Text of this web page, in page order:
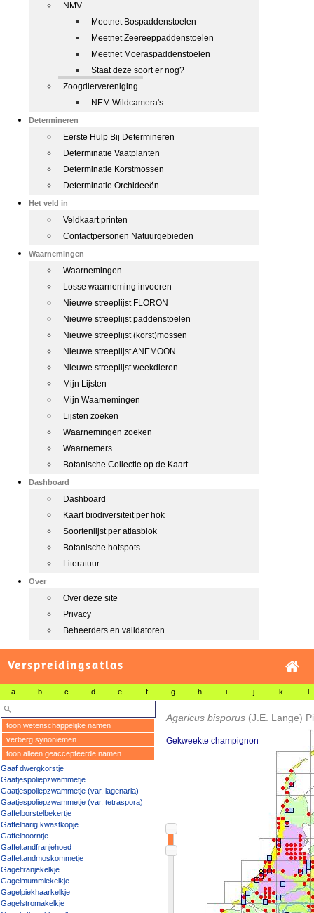
NMV
Meetnet Bospaddenstoelen
Meetnet Zeereeppaddenstoelen
Meetnet Moeraspaddenstoelen
Staat deze soort er nog?
Zoogdiervereniging
NEM Wildcamera's
Determineren
Eerste Hulp Bij Determineren
Determinatie Vaatplanten
Determinatie Korstmossen
Determinatie Orchideeën
Het veld in
Veldkaart printen
Contactpersonen Natuurgebieden
Waarnemingen
Waarnemingen
Losse waarneming invoeren
Nieuwe streeplijst FLORON
Nieuwe streeplijst paddenstoelen
Nieuwe streeplijst (korst)mossen
Nieuwe streeplijst ANEMOON
Nieuwe streeplijst weekdieren
Mijn Lijsten
Mijn Waarnemingen
Lijsten zoeken
Waarnemingen zoeken
Waarnemers
Botanische Collectie op de Kaart
Dashboard
Dashboard
Kaart biodiversiteit per hok
Soortenlijst per atlasblok
Botanische hotspots
Literatuur
Over
Over deze site
Privacy
Beheerders en validatoren
Verspreidingsatlas
a b c d e f g h i j k l
toon wetenschappelijke namen
verberg synoniemen
toon alleen geaccepteerde namen
Gaaf dwergkorstje
Gaatjespoliepzwammetje
Gaatjespoliepzwammetje (var. lagenaria)
Gaatjespoliepzwammetje (var. tetraspora)
Gaffelborstelbekertje
Gaffelharig kwastkopje
Gaffelhoorntje
Gaffeltandfranjehoed
Gaffeltandmoskommetje
Gagelfranjekelkje
Gagelmummiekelkje
Gagelpiekhaarkelkje
Gagelstromakelkje
Agaricus bisporus (J.E. Lange)
Gekweekte champignon